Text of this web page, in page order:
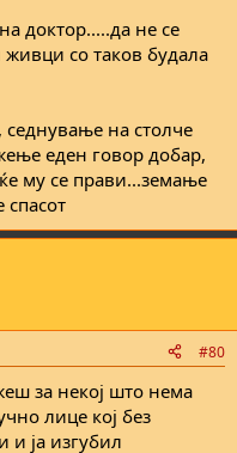
доктор.....да не се
со таков будала
на столче
еден говор добар,
му се прави...земање
спасот
#80
за некој што нема
лице кој без
ја изгубил